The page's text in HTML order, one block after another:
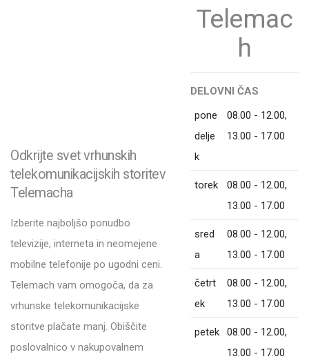
Odkrijte svet vrhunskih
telekomunikacijskih storitev
Telemacha
Izberite najboljšo ponudbo
televizije, interneta in neomejene
mobilne telefonije po ugodni ceni.
Telemach vam omogoča, da za
vrhunske telekomunikacijske
storitve plačate manj. Obiščite
poslovalnico v nakupovalnem
Telemac
h
DELOVNI ČAS
pone
delje
k
08.00 - 12.00,
13.00 - 17.00
torek
08.00 - 12.00,
13.00 - 17.00
sred
a
08.00 - 12.00,
13.00 - 17.00
četrt
ek
08.00 - 12.00,
13.00 - 17.00
petek
08.00 - 12.00,
13.00 - 17.00